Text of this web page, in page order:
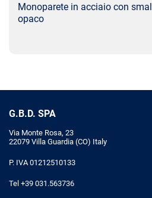
Monoparete in acciaio con
opaco
G.B.D. SPA
Via Monte Rosa, 23
22079 Villa Guardia (CO) Italy
P. IVA 01212510133
Tel +39 031.563736